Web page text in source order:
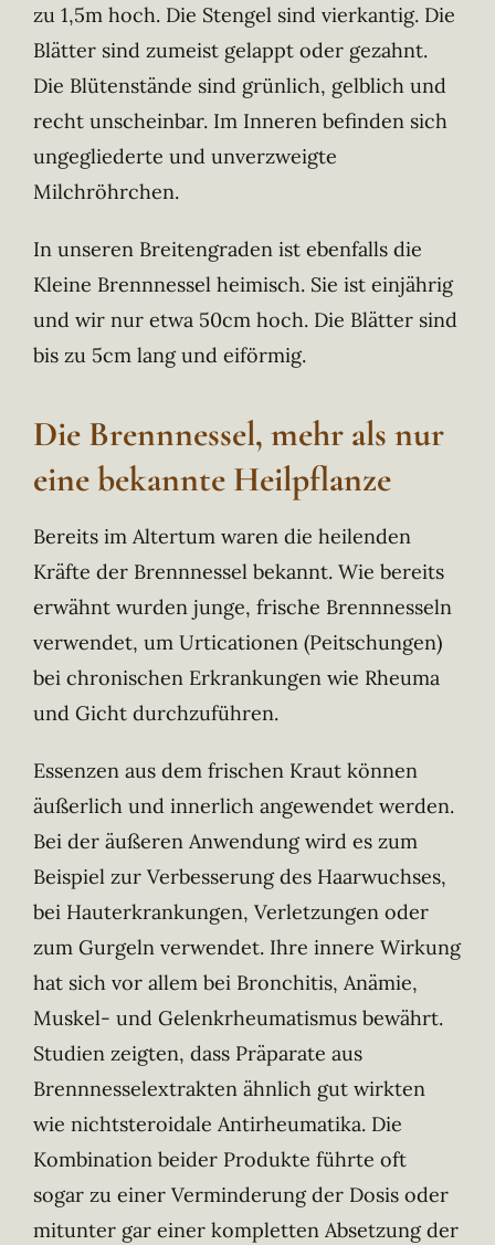
zu 1,5m hoch. Die Stengel sind vierkantig. Die
Blätter sind zumeist gelappt oder gezahnt.
Die Blütenstände sind grünlich, gelblich und
recht unscheinbar. Im Inneren befinden sich
ungegliederte und unverzweigte
Milchröhrchen.
In unseren Breitengraden ist ebenfalls die
Kleine Brennnessel heimisch. Sie ist einjährig
und wir nur etwa 50cm hoch. Die Blätter sind
bis zu 5cm lang und eiförmig.
Die Brennnessel, mehr als nur
eine bekannte Heilpflanze
Bereits im Altertum waren die heilenden
Kräfte der Brennnessel bekannt. Wie bereits
erwähnt wurden junge, frische Brennnesseln
verwendet, um Urticationen (Peitschungen)
bei chronischen Erkrankungen wie Rheuma
und Gicht durchzuführen.
Essenzen aus dem frischen Kraut können
äußerlich und innerlich angewendet werden.
Bei der äußeren Anwendung wird es zum
Beispiel zur Verbesserung des Haarwuchses,
bei Hauterkrankungen, Verletzungen oder
zum Gurgeln verwendet. Ihre innere Wirkung
hat sich vor allem bei Bronchitis, Anämie,
Muskel- und Gelenkrheumatismus bewährt.
Studien zeigten, dass Präparate aus
Brennnesselextrakten ähnlich gut wirkten
wie nichtsteroidale Antirheumatika. Die
Kombination beider Produkte führte oft
sogar zu einer Verminderung der Dosis oder
mitunter gar einer kompletten Absetzung der